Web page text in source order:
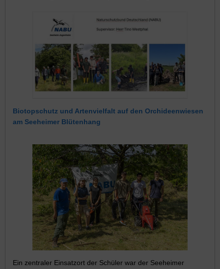
Biotopschutz und Artenvielfalt auf den Orchideenwiesen
am Seeheimer Blütenhang
Ein zentraler Einsatzort der Schüler war der Seeheimer